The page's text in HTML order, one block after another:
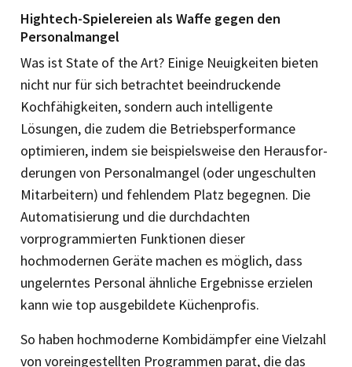
Hightech-Spielereien als Waffe gegen den
Personalmangel
Was ist State of the Art? Einige Neuigkeiten bieten
nicht nur für sich betrachtet beeindruckende
Kochfähigkeiten, sondern auch intelligente
Lösungen, die zudem die Betriebsperformance
optimieren, in­dem sie beispielsweise den He­raus­for­
derungen von Personalmangel (oder ungeschulten
Mitarbeitern) und feh­lendem Platz begegnen. Die
Automatisierung und die durchdachten
vorprogrammierten Funktionen dieser
hochmodernen Geräte machen es möglich, dass
ungelerntes Personal ähnliche Ergebnisse erzielen
kann wie top ausgebildete Küchenprofis.
So haben hochmoderne Kombidämpfer eine Vielzahl
von voreingestellten Programmen parat, die das